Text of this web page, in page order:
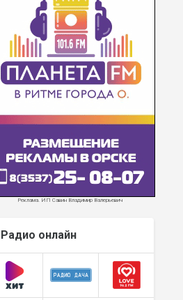
Реклама. ИП Савин Владимир Валерьевич
Радио онлайн